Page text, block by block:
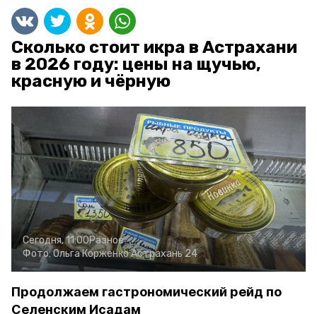
Сколько стоит икра в Астрахани
в 2026 году: цены на щучью,
красную и чёрную
Сегодня, 11:00Разное
Фото:Ольга КорженкоАстрахань 24
Продолжаем гастрономический рейд по
Селенским Исадам